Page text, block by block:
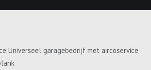
Universeel garagebedrijf met aircoservice